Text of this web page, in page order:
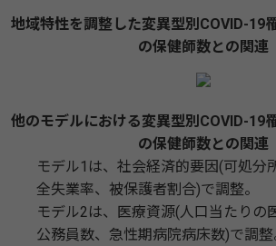
地域特性を調整した変異型別COVID-19
の保健師数との関連
他のモデルにおける変異型別COVID-19
の保健師数との関連
モデル1は、社会経済的要因(可処分
全失業率、被保護者割合)で調整。
モデル2は、医療資源(人口当たりの
公務員数、急性期病院病床数)で調整